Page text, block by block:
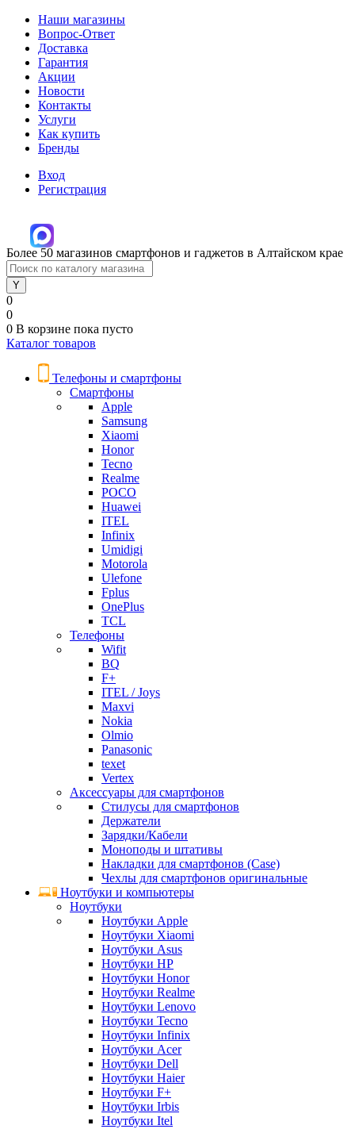
Наши магазины
Вопрос-Ответ
Доставка
Гарантия
Акции
Новости
Контакты
Услуги
Как купить
Бренды
Вход
Регистрация
Более 50 магазинов смартфонов и гаджетов в Алтайском крае
0
0
0 В корзине пока пусто
Каталог товаров
Телефоны и смартфоны
Смартфоны
Apple
Samsung
Xiaomi
Honor
Tecno
Realme
POCO
Huawei
ITEL
Infinix
Umidigi
Motorola
Ulefone
Fplus
OnePlus
TCL
Телефоны
Wifit
BQ
F+
ITEL / Joys
Maxvi
Nokia
Olmio
Panasonic
texet
Vertex
Аксессуары для смартфонов
Стилусы для смартфонов
Держатели
Зарядки/Кабели
Моноподы и штативы
Накладки для смартфонов (Case)
Чехлы для смартфонов оригинальные
Ноутбуки и компьютеры
Ноутбуки
Ноутбуки Apple
Ноутбуки Xiaomi
Ноутбуки Asus
Ноутбуки HP
Ноутбуки Honor
Ноутбуки Realme
Ноутбуки Lenovo
Ноутбуки Tecno
Ноутбуки Infinix
Ноутбуки Acer
Ноутбуки Dell
Ноутбуки Haier
Ноутбуки F+
Ноутбуки Irbis
Ноутбуки Itel